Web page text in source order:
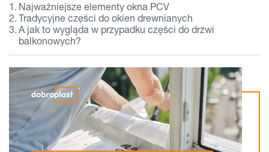
Najważniejsze elementy okna PCV
Tradycyjne części do okien drewnianych
A jak to wygląda w przypadku części do drzwi
balkonowych?